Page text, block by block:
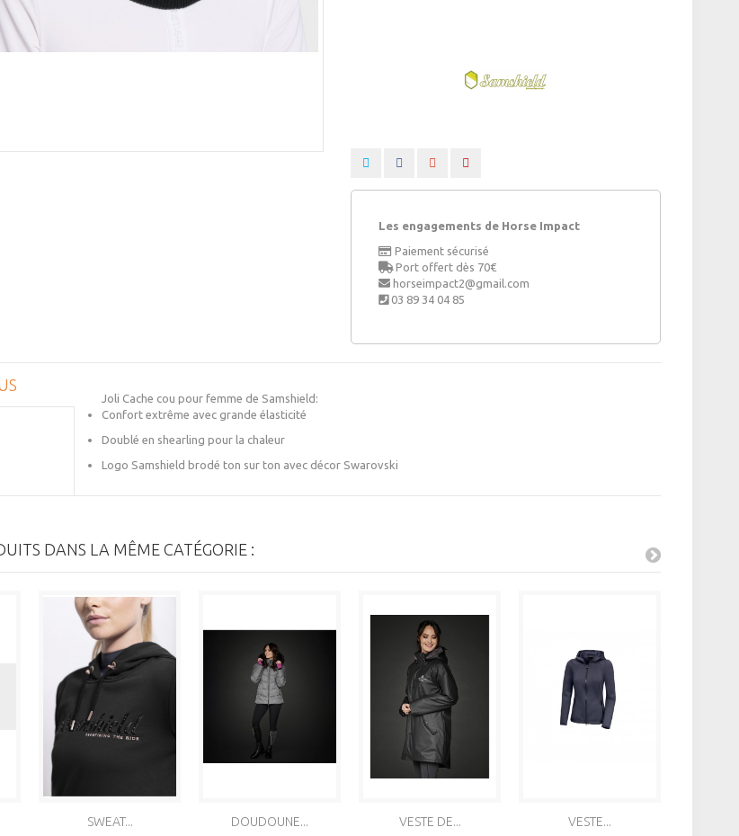
Les engagements de Horse Impact
Paiement sécurisé
Port offert dès 70€
horseimpact2@gmail.com
03 89 34 04 85
Joli Cache cou pour femme de Samshield:
Confort extrême avec grande élasticité
Doublé en shearling pour la chaleur
Logo Samshield brodé ton sur ton avec décor Swarovski
DANS LA MÊME CATÉGORIE :
SWEAT...
DOUDOUNE...
VESTE DE...
VESTE...